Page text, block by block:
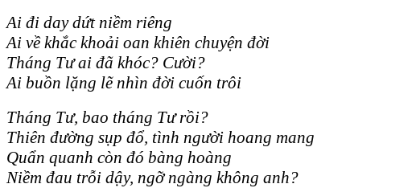
Ai đi day dứt niềm riêng
Ai về khắc khoải oan khiên chuyện đời
Tháng Tư ai đã khóc? Cười?
Ai buồn lặng lẽ nhìn đời cuốn trôi
Tháng Tư, bao tháng Tư rồi?
Thiên đường sụp đổ, tình người hoang mang
Quẩn quanh còn đó bàng hoàng
Niềm đau trỗi dậy, ngỡ ngàng không anh?